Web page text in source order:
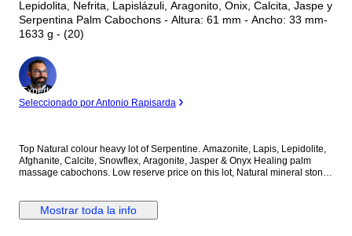
Lepidolita, Nefrita, Lapislázuli, Aragonito, Onix, Calcita, Jaspe y
Serpentina Palm Cabochons - Altura: 61 mm - Ancho: 33 mm-
1633 g - (20)
Experto
Seleccionado por Antonio Rapisarda
Top Natural colour heavy lot of Serpentine. Amazonite, Lapis, Lepidolite,
Afghanite, Calcite, Snowflex, Aragonite, Jasper & Onyx Healing palm
massage cabochons. Low reserve price on this lot, Natural mineral stones
mines located in Badakhshaan, Afghanistan. The glow of natural stone is
very attractive when placed under light and provides relaxation to eyes.
Mostrar toda la info